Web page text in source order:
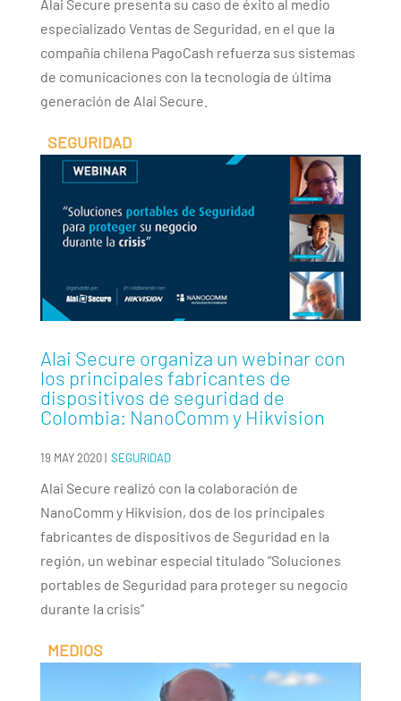
Alai Secure presenta su caso de éxito al medio
especializado Ventas de Seguridad, en el que la
compañía chilena PagoCash refuerza sus sistemas
de comunicaciones con la tecnología de última
generación de Alai Secure.
Alai Secure organiza un webinar con
los principales fabricantes de
dispositivos de seguridad de
Colombia: NanoComm y Hikvision
19 MAY 2020| SEGURIDAD
Alai Secure realizó con la colaboración de
NanoComm y Hikvision, dos de los principales
fabricantes de dispositivos de Seguridad en la
región, un webinar especial titulado “Soluciones
portables de Seguridad para proteger su negocio
durante la crisis”